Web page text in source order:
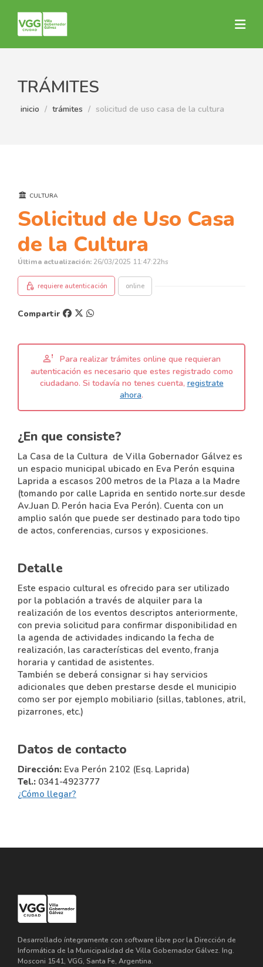
TRÁMITES
inicio trámites solicitud de uso casa de la cultura
CULTURA
Solicitud de Uso Casa
de la Cultura
Última actualización: 26/03/2025 11:47:22hs
lock_person requiere autenticación online
Compartir
person_alert
Para realizar trámites online que requieran
autenticación es necesario que estes registrado como
ciudadano. Si todavía no tenes cuenta, registrate
ahora.
¿En que consiste?
La Casa de la Cultura de Villa Gobernador Gálvez es
un espacio municipal ubicado en Eva Perón esquina
Laprida a escasos 200 metros de la Plaza a la Madre
(tomando por calle Laprida en sentido norte.sur desde
Av.Juan D. Perón hacia Eva Perón). Cuenta con un
amplio salón que puede ser destinado para todo tipo
de actos, conferencias, cursos y exposiciones.
Detalle
Este espacio cultural es ofrecido para ser utilizado
por la población a través de alquiler para la
realización de los eventos descriptos anteriormente,
con previa solicitud para confirmar disponibilidad en
la agenda de actividades indicando la fecha de
realización, las características del evento, franja
horaria y cantidad de asistentes.
También se deberá consignar si hay servicios
adicionales que deben prestarse desde el municipio
como ser por ejemplo mobiliario (sillas, tablones, atril,
pizarrones, etc.)
Datos de contacto
Dirección: Eva Perón 2102 (Esq. Laprida)
Tel.: 0341-4923777
¿Cómo llegar?
Desarrollado íntegramente con software libre por la Dirección de
Informática de la Municipalidad de Villa Gobernador Gálvez. Ing.
Mosconi 1541, VGG, Santa Fe, Argentina.